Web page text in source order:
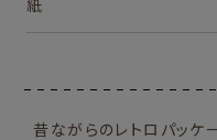
昔ながらのレトロパッケ